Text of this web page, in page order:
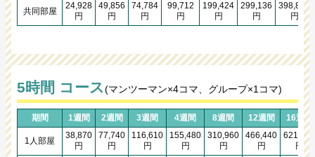
共同部屋
24,928
円
49,856
円
74,784
円
99,712
円
199,424
円
299,136
円
398,848
円
5時間 コース(マンツーマン×4コマ、グループ×1コマ)
期間 1週間 2週間 3週間 4週間 8週間 12週間 16週間
1人部屋
38,870
円
77,740
円
116,610
円
155,480
円
310,960
円
466,440
円
621,920
円